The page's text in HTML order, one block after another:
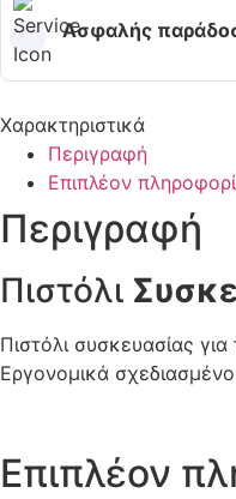
Ασφαλής
Χαρακτηριστικά
Περιγραφή
Επιπλέον
Περιγραφή
Πιστόλι
Πιστόλι συσκευασίας
Εργονομικά
Επιπλέον